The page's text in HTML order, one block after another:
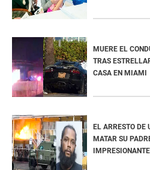
MUERE EL
TRAS
CASA EN MIAMI
EL ARRESTO
MATAR SU